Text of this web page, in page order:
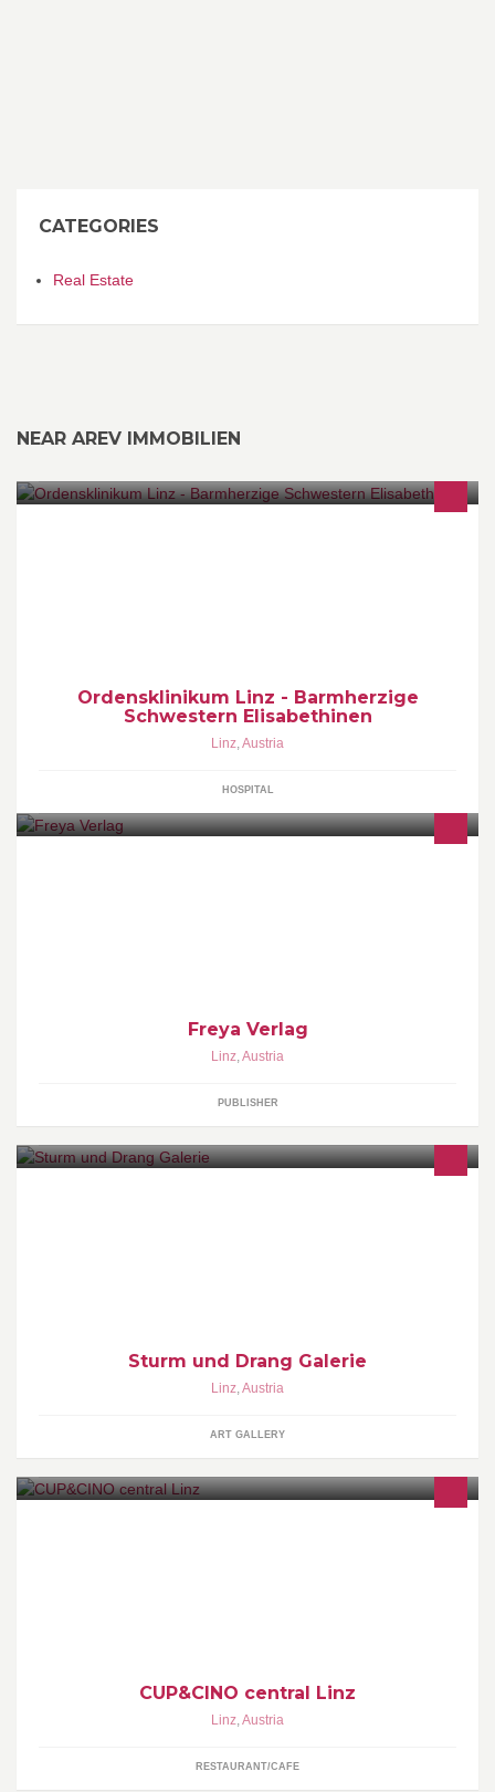
CATEGORIES
Real Estate
NEAR AREV IMMOBILIEN
Ordensklinikum Linz - Barmherzige
Schwestern Elisabethinen
Linz,Austria
HOSPITAL
Freya Verlag
Linz,Austria
PUBLISHER
Sturm und Drang Galerie
Linz,Austria
ART GALLERY
CUP&CINO central Linz
Linz,Austria
RESTAURANT/CAFE